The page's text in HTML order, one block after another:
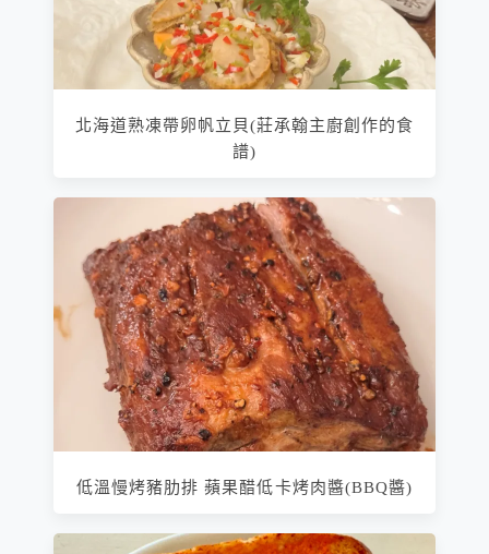
北海道熟凍帶卵帆立貝(莊承翰主廚創作的食
譜)
低溫慢烤豬肋排 蘋果醋低卡烤肉醬(BBQ醬)